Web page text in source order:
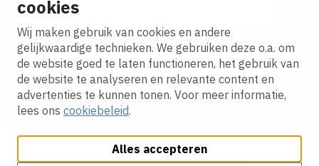
cookies
Wij maken gebruik van cookies en andere
gelijkwaardige technieken. We gebruiken deze o.a. om
de website goed te laten functioneren, het gebruik van
de website te analyseren en relevante content en
advertenties te kunnen tonen. Voor meer informatie,
lees ons cookiebeleid.
Alles accepteren
E-mailadres
Ik ga akkoord met hetprivacy statement.
Cookies aanpassenCookie beleidPrivacy policy